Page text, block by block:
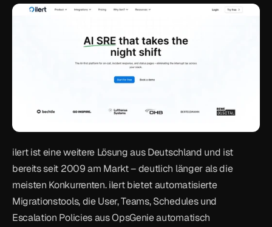
ilert ist eine weitere Lösung aus Deutschland und ist
bereits seit 2009 am Markt – deutlich länger als die
meisten Konkurrenten. ilert bietet automatisierte
Migrationstools, die User, Teams, Schedules und
Escalation Policies aus OpsGenie automatisch